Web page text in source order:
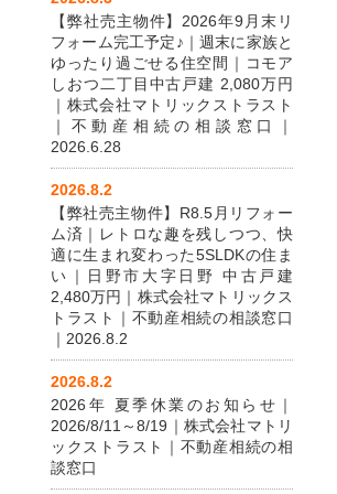
【弊社売主物件】2026年9月末リ
フォーム完工予定♪｜週末に家族と
ゆったり過ごせる住空間｜コモア
しおつ二丁目中古戸建 2,080万円
｜株式会社マトリックストラスト
｜不動産相続の相談窓口｜
2026.6.28
2026.8.2
【弊社売主物件】R8.5月リフォー
ム済｜レトロな趣を残しつつ、快
適に生まれ変わった5SLDKの住ま
い｜日野市大字日野 中古戸建
2,480万円｜株式会社マトリックス
トラスト｜不動産相続の相談窓口
｜2026.8.2
2026.8.2
2026年 夏季休業のお知らせ｜
2026/8/11～8/19｜株式会社マトリ
ックストラスト｜不動産相続の相
談窓口